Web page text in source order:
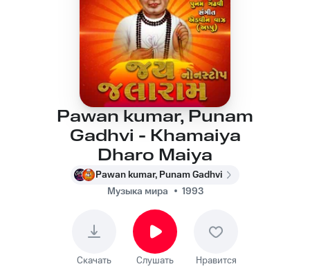
Pawan kumar, Punam
Gadhvi - Khamaiya
Dharo Maiya
Pawan kumar, Punam Gadhvi
Музыка мира
1993
Скачать Слушать Нравится